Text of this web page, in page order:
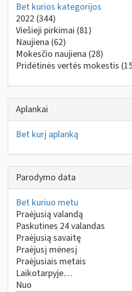
Bet kurios kategorijos
2022 (344)
Viešieji pirkimai (81)
Naujiena (62)
Mokesčio naujiena (28)
Pridėtinės vertės mokestis
Aplankai
Bet kurį aplanką
Parodymo data
Bet kuriuo metu
Praėjusią valandą
Paskutines 24 valandas
Praėjusią savaitę
Praėjusį mėnesį
Praėjusiais metais
Laikotarpyje…
Nuo